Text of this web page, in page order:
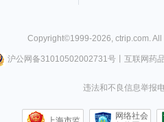
Copyright©1999-2026 ctrip.com .
沪公网备31010502002731号丨 互联网药
违法和不良信息举报
网络社会